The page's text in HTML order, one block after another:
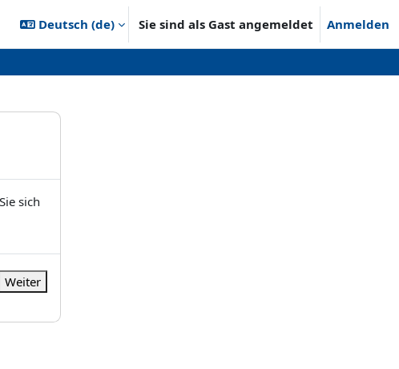
Deutsch ‎(de)‎ Sie sind als Gast angemeldet Anmelden
sich
Weiter